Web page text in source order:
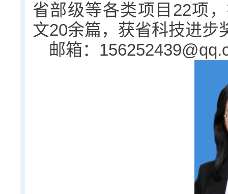
省部级等各类项目22项
文20余篇，获省科技进步
邮箱：